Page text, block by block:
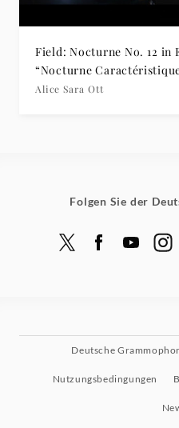
Field: Nocturne No. 12 in
“Nocturne
Alice Sara Ott
Folgen Sie der
Deutsche
Nutzungsbedingungen